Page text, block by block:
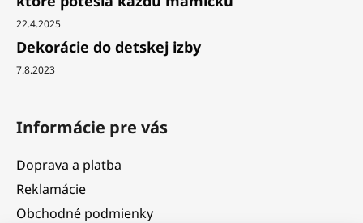
22.4.2025
Dekorácie do detskej izby
7.8.2023
Informácie pre vás
Doprava a platba
Reklamácie
Obchodné podmienky